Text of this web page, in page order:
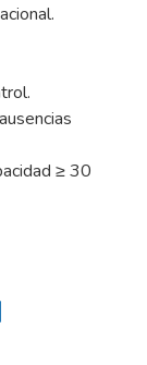
≥ 30